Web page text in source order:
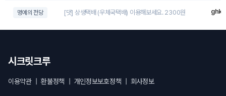
명예의 전당 [댓] 상생택배 (우체국택배) 이용해보세요. 2300원
시크릿크루
이용약관|환불정책 개인정보보호정책 회사정보